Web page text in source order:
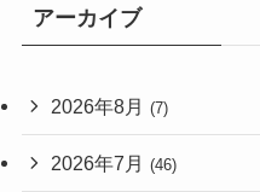
アーカイブ
2026年8月 (7)
2026年7月 (46)